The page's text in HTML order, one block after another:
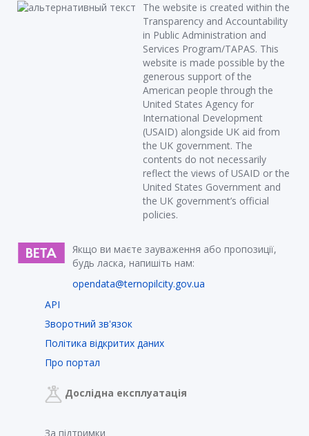
The website is created within the
Transparency and Accountability
in Public Administration and
Services Program/TAPAS. This
website is made possible by the
generous support of the
American people through the
United States Agency for
International Development
(USAID) alongside UK aid from
the UK government. The
contents do not necessarily
reflect the views of USAID or the
United States Government and
the UK government’s official
policies.
Якщо ви маєте зауваження або пропозиції,
будь ласка, напишіть нам:
opendata@ternopilcity.gov.ua
API
Зворотний зв'язок
Політика відкритих даних
Про портал
Дослідна експлуатація
За підтримки